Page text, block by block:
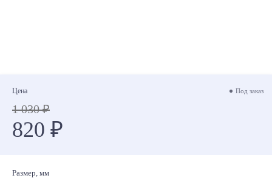
Цена Под заказ
1 030 ₽
820 ₽
Размер, мм